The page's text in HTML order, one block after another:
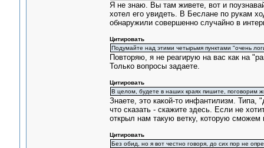
Я не знаю. Вы там живете, вот и
хотел его увидеть. В Беслане по рукам
обнаружили совершенно случайно в
Цитировать
Подумайте над этими четырьмя пунктами "очень
Повторяю, я не реагирую на вас как на
Только вопросы задаете.
Цитировать
В целом, будете в наших краях пишите, поговорим
Знаете, это какой-то инфантилизм.
что сказать - скажите здесь. Если не
открыл нам такую ветку, которую
Цитировать
Без обид, но я вот честно говоря, до сих пор не